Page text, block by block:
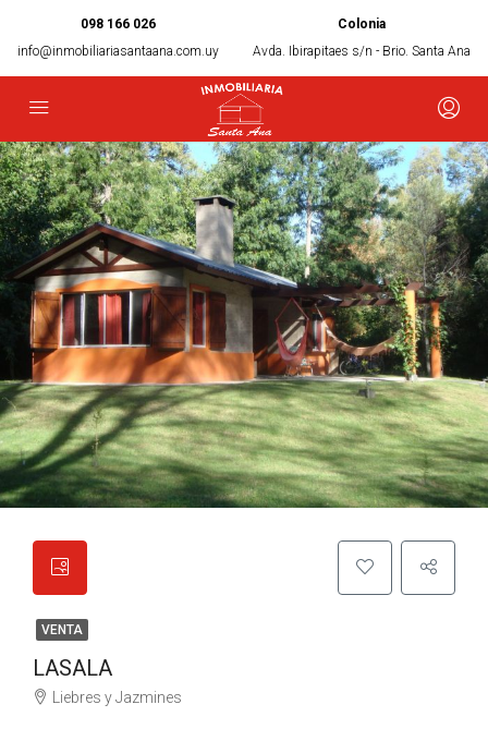
098 166 026
info@inmobiliariasantaana.com.uy
Colonia
Avda. Ibirapitaes s/n - Brio. Santa Ana
VENTA
LASALA
Liebres y Jazmines